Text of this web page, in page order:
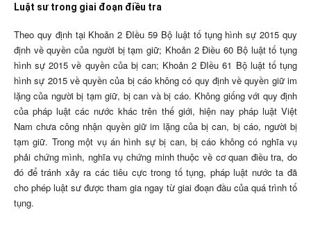
Luật sư trong giai đoạn điều tra
Theo quy định tại Khoản 2 ĐIều 59 Bộ luật tố tụng hình sự 2015 quy
định về quyền của người bị tạm giữ; Khoản 2 Điều 60 Bộ luật tố tụng
hình sự 2015 về quyền của bị can; Khoản 2 ĐIều 61 Bộ luật tố tụng
hình sự 2015 về quyền của bị cáo không có quy định về quyền giữ im
lặng của người bị tạm giữ, bị can và bị cáo. Không giống với quy định
của pháp luật các nước khác trên thế giới, hiện nay pháp luật Việt
Nam chưa công nhận quyền giữ im lặng của bị can, bị cáo, người bị
tạm giữ. Trong một vụ án hình sự bị can, bị cáo không có nghĩa vụ
phải chứng mình, nghĩa vụ chứng minh thuộc về cơ quan điều tra, do
đó để tránh xảy ra các tiêu cực trong tố tụng, pháp luật nước ta đã
cho phép luật sư được tham gia ngay từ giai đoạn đầu của quá trình tố
tụng.